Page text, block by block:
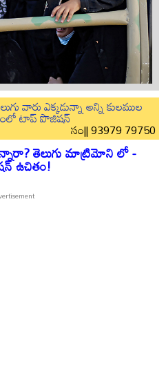
వారు ఎక్కడున్నా అన్ని కులముల
టాప్ పొజిషన్
సం|| 93979 79750
తెలుగు మాట్రిమోని లో -
ఉచితం!